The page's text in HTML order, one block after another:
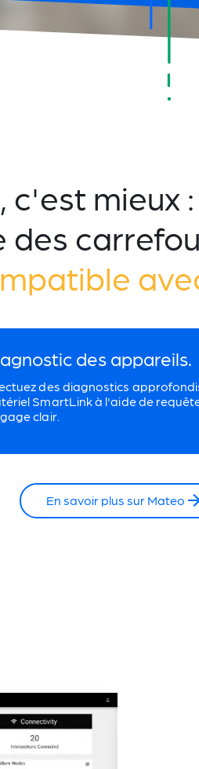
c'est mieux
des
des appareils.
des diagnostics
SmartLink à l'aide de
clair.
En savoir plus sur Mateo